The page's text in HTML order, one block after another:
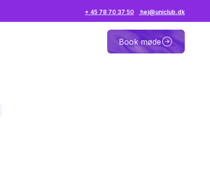
+ 45 78 70 37 50 hej@uniclub.dk
Book møde